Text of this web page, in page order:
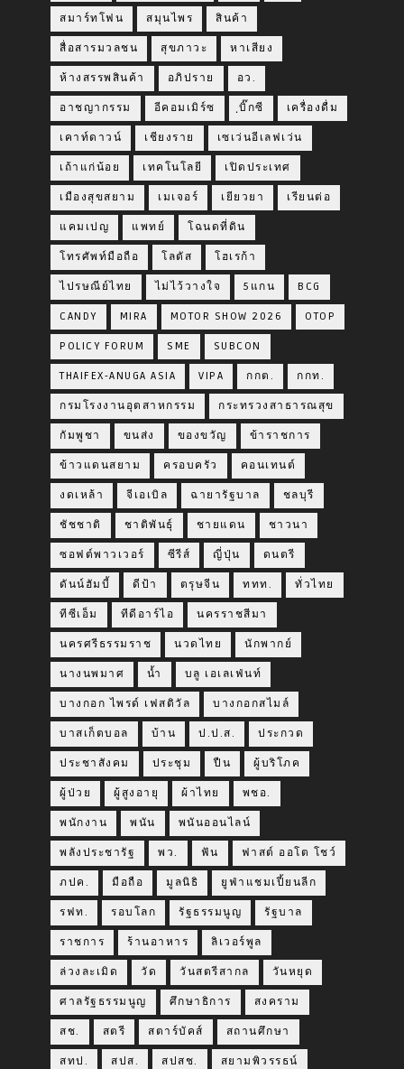
สมาร์ทโฟน สมุนไพร สินค้า
สื่อสารมวลชน สุขภาวะ หาเสียง
ห้างสรรพสินค้า อภิปราย อว.
อาชญากรรม อีคอมเมิร์ซ ฺบิ๊กซี เครื่องดื่ม
เคาท์ดาวน์ เชียงราย เซเว่นอีเลฟเว่น
เถ้าแก่น้อย เทคโนโลยี เปิดประเทศ
เมืองสุขสยาม เมเจอร์ เยียวยา เรียนต่อ
แคมเปญ แพทย์ โฉนดที่ดิน
โทรศัพท์มือถือ โลตัส โฮเรก้า
ไปรษณีย์ไทย ไม่ไว้วางใจ 5แกน BCG
CANDY MIRA MOTOR SHOW 2026 OTOP
POLICY FORUM SME SUBCON
THAIFEX-ANUGA ASIA VIPA กกต. กกท.
กรมโรงงานอุตสาหกรรม กระทรวงสาธารณสุข
กัมพูชา ขนส่ง ของขวัญ ข้าราชการ
ข้าวแดนสยาม ครอบครัว คอนเทนต์
งดเหล้า จีเอเบิล ฉายารัฐบาล ชลบุรี
ชัชชาติ ชาติพันธุ์ ชายแดน ชาวนา
ซอฟต์พาวเวอร์ ซีรีส์ ญี่ปุ่น ดนตรี
ดันน์ฮัมบี้ ดีป้า ตรุษจีน ททท. ทั่วไทย
ทีซีเอ็ม ทีดีอาร์ไอ นครราชสีมา
นครศรีธรรมราช นวดไทย นักพากย์
นางนพมาศ น้ำ บลู เอเลเฟ่นท์
บางกอก ไพรด์ เฟสติวัล บางกอกสไมล์
บาสเก็ตบอล บ้าน ป.ป.ส. ประกวด
ประชาสังคม ประชุม ปืน ผู้บริโภค
ผู้ป่วย ผู้สูงอายุ ผ้าไทย พชอ.
พนักงาน พนัน พนันออนไลน์
พลังประชารัฐ พว. ฟัน ฟาสต์ ออโต โชว์
ภปค. มือถือ มูลนิธิ ยูฟ่าแชมเปี้ยนลีก
รฟท. รอบโลก รัฐธรรมนูญ รัฐบาล
ราชการ ร้านอาหาร ลิเวอร์พูล
ล่วงละเมิด วัด วันสตรีสากล วันหยุด
ศาลรัฐธรรมนูญ ศึกษาธิการ สงคราม
สช. สตรี สตาร์บัคส์ สถานศึกษา
สทป. สปส. สปสช. สยามพิวรรธน์